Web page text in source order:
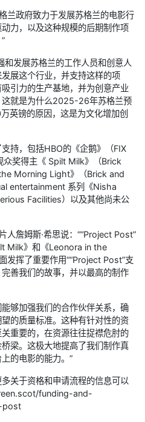
兰政府致力于发展苏格兰的电影行
力，以及这种规模的后期制作项
和发展苏格兰的工作人员和创意人
展这个行业，并支持这样的项
引力的生产基地，并为创意产业
这就是为什么2025-26年苏格兰预
英镑的原因，这是为文化增加创
持，包括HBO的《企鹅》（FIX
众奖得主《 Spilt Milk》（Brick
Morning Light》（Brick and
entertainment 系列《Nisha
Facilities）以及其他尚未公
詹姆斯·希思说：““Project Post”
Milk》和《Leonora in the
发挥了重要作用““Project Post”支
善我们的故事，并以最高的制作
够加强我们的合作伙伴关系，确
的质量标准。这种有针对性的资
重要的，在资源往往捉襟危肘的
梁。这极大地提高了我们制作真
的电影的能力。”
关于资格和申请流程的信息可以
funding-and-
post